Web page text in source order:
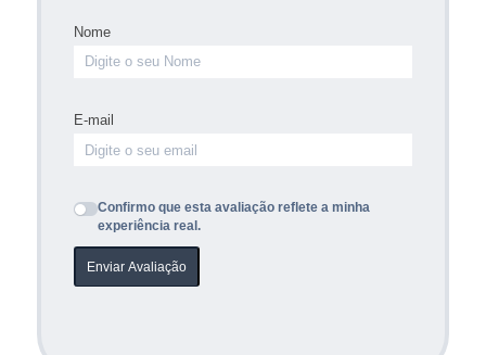
Nome
E-mail
Confirmo que esta avaliação reflete a minha
experiência real.
Enviar Avaliação